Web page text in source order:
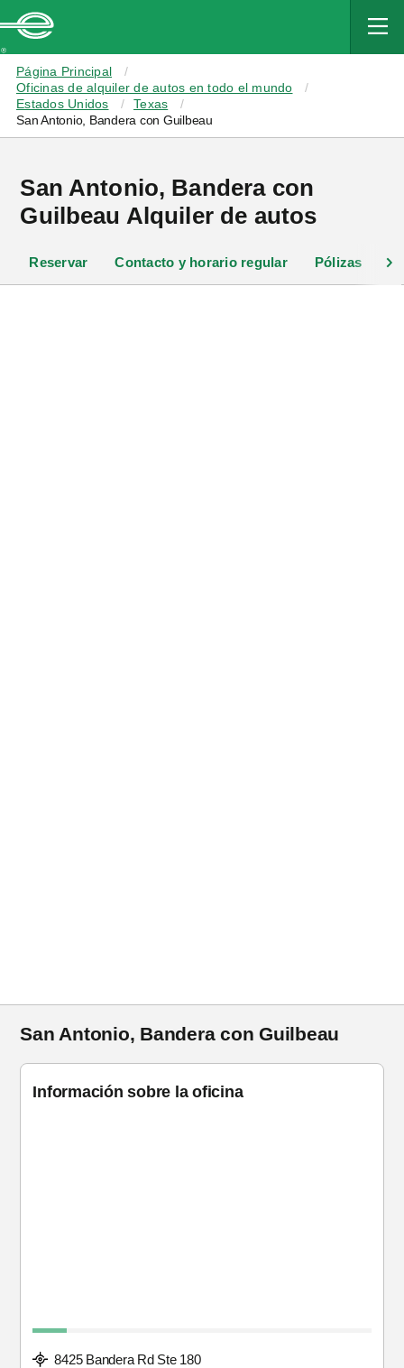
CONTENT
Página Principal
Oficinas de alquiler de autos en todo el mundo
Estados Unidos
Texas
San Antonio, Bandera con Guilbeau
San Antonio, Bandera con
Guilbeau Alquiler de autos
Reservar Contacto y horario regular Pólizas
San Antonio, Bandera con Guilbeau
Información sobre la oficina
8425 Bandera Rd Ste 180